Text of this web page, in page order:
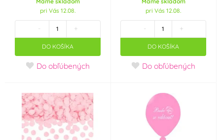
VOG (0) VYPRODEJ (0)
Wiky (0) Wilton (0)
xWIKY (0) xx-AMSCAN (0)
YIWU1 (0) YIWU3
pri Vás 12.08.
- +
DO KOŠÍKA
Do obľúbených
pri Vás 12.08.
- +
DO KOŠÍKA
Do obľúbených